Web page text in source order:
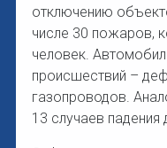
отключению
числе 30 пожаров,
человек.
происшествий –
газопроводов.
13 случаев падения